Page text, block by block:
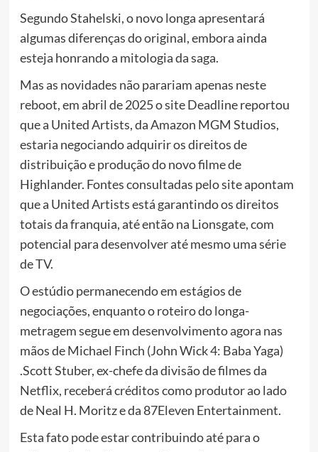
Segundo Stahelski, o novo longa apresentará
algumas diferenças do original, embora ainda
esteja honrando a mitologia da saga.
Mas as novidades não parariam apenas neste
reboot, em abril de 2025 o site Deadline reportou
que a United Artists, da Amazon MGM Studios,
estaria negociando adquirir os direitos de
distribuição e produção do novo filme de
Highlander. Fontes consultadas pelo site apontam
que a United Artists está garantindo os direitos
totais da franquia, até então na Lionsgate, com
potencial para desenvolver até mesmo uma série
de TV.
O estúdio permanecendo em estágios de
negociações, enquanto o roteiro do longa-
metragem segue em desenvolvimento agora nas
mãos de Michael Finch (John Wick 4: Baba Yaga)
.Scott Stuber, ex-chefe da divisão de filmes da
Netflix, receberá créditos como produtor ao lado
de Neal H. Moritz e da 87Eleven Entertainment.
Esta fato pode estar contribuindo até para o